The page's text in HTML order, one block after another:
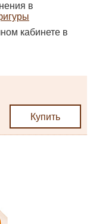
в
кабинете в
Купить